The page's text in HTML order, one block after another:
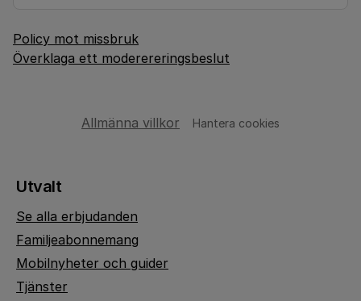
Policy mot missbruk
Överklaga ett moderereringsbeslut
Allmänna villkor Hantera cookies
Utvalt
Se alla erbjudanden
Familjeabonnemang
Mobilnyheter och guider
Tjänster